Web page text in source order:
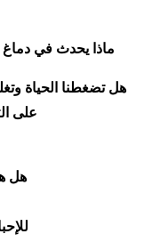
ماذا يحدث في
هل تضغطنا الحياة
على
هل